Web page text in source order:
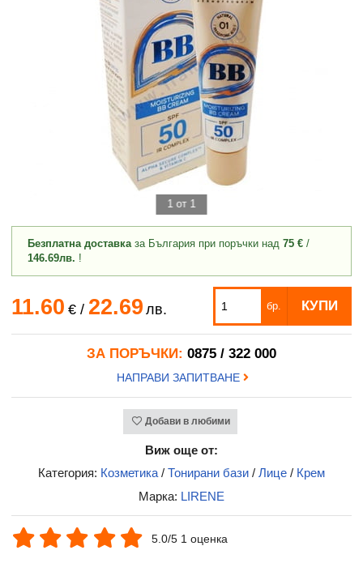
1 от 1
Безплатна доставказа България при поръчки над 75 € /
146.69лв. !
11.60 €/ 22.69 лв. бр. КУПИ
ЗА ПОРЪЧКИ: 0875 / 322 000
НАПРАВИ ЗАПИТВАНЕ
Добави в любими
Виж още от:
Категория: Козметика / Тонирани бази / Лице / Крем
Марка: LIRENE
5.0/5 1 оценка